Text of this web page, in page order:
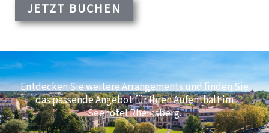
JETZT BUCHEN
Entdecken Sie weitere Arrangements und finden Sie
das passende Angebot für Ihren Aufenthalt im
Seehotel Rheinsberg.